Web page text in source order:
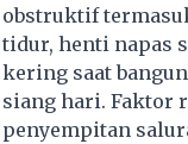
obstruktif
tidur, henti napas
kering saat
siang hari. Faktor
penyempitan